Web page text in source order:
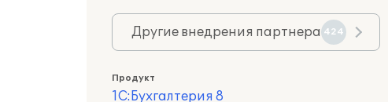
Другие внедрения партнера 424
Продукт
1С:Бухгалтерия 8